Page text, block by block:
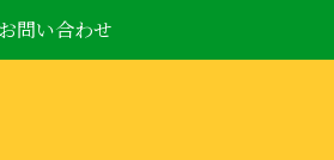
お問い合わせ